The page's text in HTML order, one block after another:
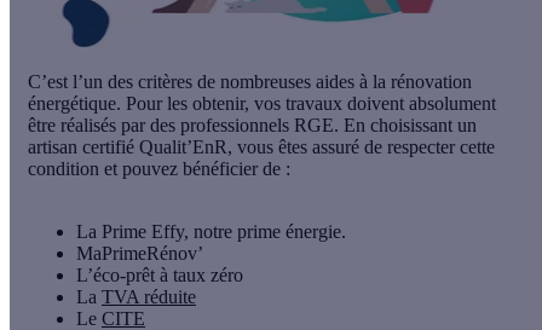
C’est l’un des critères de nombreuses aides à la rénovation
énergétique. Pour les obtenir, vos travaux doivent absolument
être réalisés par des professionnels RGE. En choisissant un
artisan certifié Qualit’EnR, vous êtes assuré de respecter cette
condition et pouvez bénéficier de :
La Prime Effy, notre prime énergie.
MaPrimeRénov’
L’éco-prêt à taux zéro
La TVA réduite
Le CITE